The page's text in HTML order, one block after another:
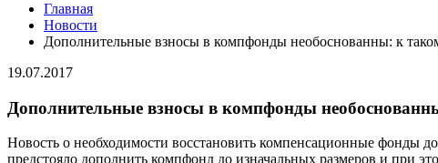
Главная
Новости
Дополнительные взносы в компфонды необоснованны: к
19.07.2017
Дополнительные взносы в компфонды
Новость о необходимости восстановить компенсационные фонды
предстояло дополнить компфонд до изначальных размеров и при